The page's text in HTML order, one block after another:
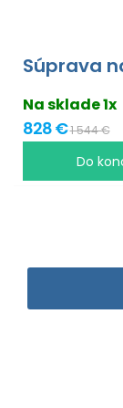
Súprava
Na sklade 1x
828 €1 544 €
Do